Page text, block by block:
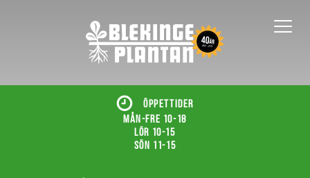
ÖPPETTIDER
Mån-fre 10-18
Lör 10-15
Sön 11-15